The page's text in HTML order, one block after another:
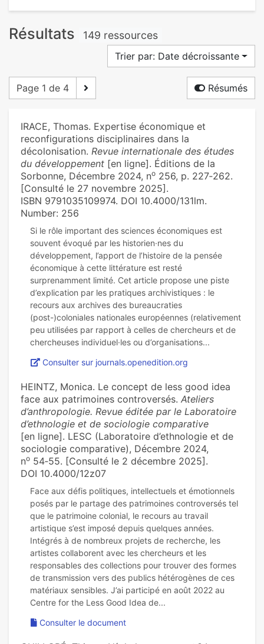
Résultats 149 ressources
Trier par: Date décroissante
Page 1 de 4 Résumés
IRACE, Thomas. Expertise économique et
reconfigurations disciplinaires dans la
décolonisation. Revue internationale des études
du développement [en ligne]. Éditions de la
Sorbonne, Décembre 2024, no 256, p. 227‑262.
[Consulté le 27 novembre 2025].
ISBN 9791035109974. DOI 10.4000/131lm.
Number: 256
Si le rôle important des sciences économiques est
souvent évoqué par les historien·nes du
développement, l’apport de l’histoire de la pensée
économique à cette littérature est resté
surprenamment limité. Cet article propose une piste
d’explication par les pratiques archivistiques : le
recours aux archives des bureaucraties
(post-)coloniales nationales européennes (relativement
peu utilisées par rapport à celles de chercheurs et de
Consulter sur journals.openedition.org
HEINTZ, Monica. Le concept de less good idea
face aux patrimoines controversés. Ateliers
d’anthropologie. Revue éditée par le Laboratoire
d’ethnologie et de sociologie comparative
[en ligne]. LESC (Laboratoire d’ethnologie et de
sociologie comparative), Décembre 2024,
no 54‑55. [Consulté le 2 décembre 2025].
DOI 10.4000/12z07
Face aux défis politiques, intellectuels et émotionnels
posés par le partage des patrimoines controversés tel
que le patrimoine colonial, le recours au travail
artistique s’est imposé depuis quelques années.
Intégrés à de nombreux projets de recherche, les
artistes collaborent avec les chercheurs et les
responsables des collections pour trouver des formes
de transmission vers des publics hétérogènes de ces
matériaux sensibles. J’ai participé en août 2022 au
Consulter le document